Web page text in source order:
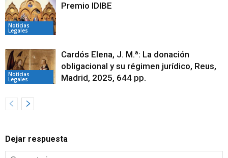
Noticias
Legales
Premio IDIBE
Noticias
Legales
Cardós Elena, J. M.ª: La donación
obligacional y su régimen jurídico, Reus,
Madrid, 2025, 644 pp.
Dejar respuesta